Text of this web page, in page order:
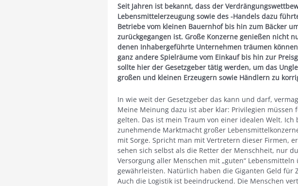
Seit Jahren ist bekannt, dass der
Lebensmittelerzeugung sowie des -Handels dazu
Betriebe vom kleinen Bauernhof bis hin zum Bäcker
zurückgegangen ist. Große Konzerne genießen nicht
denen Inhabergeführte Unternehmen träumen
ganz andere Spielräume vom Einkauf bis hin zur
sollte hier der Gesetzgeber tätig werden, um das
großen und kleinen Erzeugern sowie Händlern zu
In wie weit der Gesetzgeber das kann und darf,
Meine Meinung dazu ist aber klar: Privilegien müssen
gelten. Das ist mein Traum von einer idealen Welt. Ich
zunehmende Marktmacht großer
mit Sorge. Spricht man mit Vertretern dieser Firmen,
sehen sich selbst als die Retter der Menschheit, nur
Versorgung aller Menschen mit „guten“
gewährleisten. Natürlich haben die Giganten Geld für
Auch die Logistik ist beeindruckend. Die Menschen